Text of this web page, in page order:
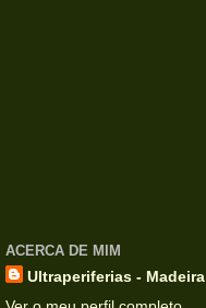
ACERCA DE MIM
Ultraperiferias - Madeira